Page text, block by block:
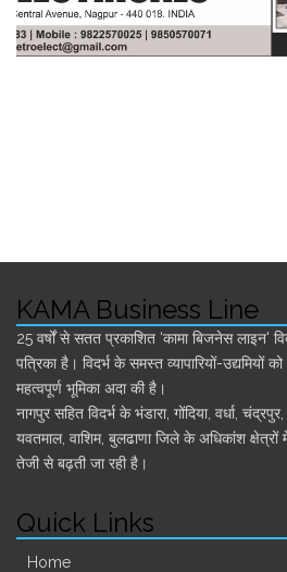
KAMA Business Line
25 वर्षों से सतत प्रकाशित ‘कामा बिजनेस लाइन'
पत्रिका है। विदर्भ के समस्त व्यापारियों-उद्यमियों
महत्वपूर्ण भूमिका अदा की है।
नागपुर सहित विदर्भ के भंडारा, गोंदिया, वर्धा,
यवतमाल, वाशिम, बुलढाणा जिले के अधिकांश क्षेत्रों
तेजी से बढ़ती जा रही है।
Quick Links
Home